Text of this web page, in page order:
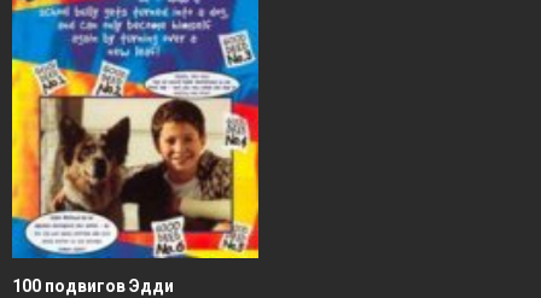
100 подвигов Эдди